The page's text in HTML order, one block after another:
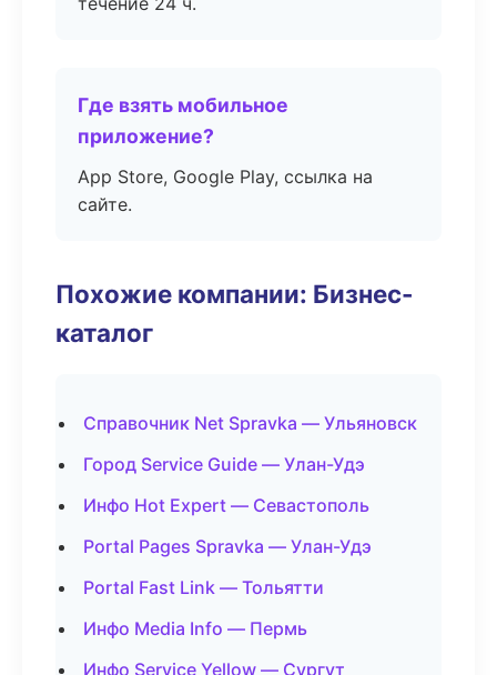
Где взять мобильное
приложение?
App Store, Google Play, ссылка на
сайте.
Похожие компании: Бизнес-
каталог
Справочник Net Spravka — Ульяновск
Город Service Guide — Улан-Удэ
Инфо Hot Expert — Севастополь
Portal Pages Spravka — Улан-Удэ
Portal Fast Link — Тольятти
Инфо Media Info — Пермь
Инфо Service Yellow — Сургут